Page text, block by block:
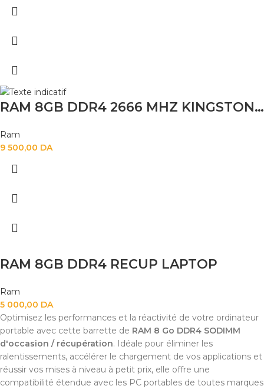
RAM 8GB DDR4 2666 MHZ KINGSTON DESKTOP
Ram
9 500,00 DA
RAM 8GB DDR4 RECUP LAPTOP
Ram
5 000,00 DA
Optimisez les performances et la réactivité de votre ordinateur
portable avec cette barrette de RAM 8 Go DDR4 SODIMM
d'occasion / récupération. Idéale pour éliminer les
ralentissements, accélérer le chargement de vos applications et
réussir vos mises à niveau à petit prix, elle offre une
compatibilité étendue avec les PC portables de toutes marques